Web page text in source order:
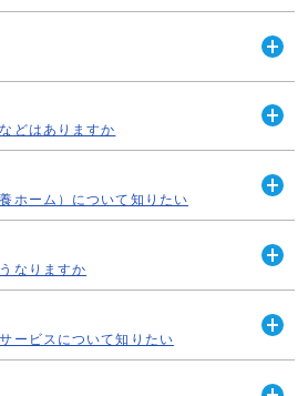
傷病等により虚弱で要...
く
った高齢者の方向けに、以下のサー
。 《おむつサービス》 在宅で常時
寝たきりの方などに紙おむつを支給
幌市に住所を有...
医師の指示のもとに、訪問看護ス
看護師等が訪問し、看護サービスを
観察 ※清拭 ※床ずれの処置 ※カ
ビリテーション ※...
どはありますか
行事》 老人の日（9月15日をいいま
ります。）を中心に、高齢者を敬愛
、広く市民が高齢者の福祉について
ただくため、札幌市や...
ホーム）について知りたい
して、【保養センター駒岡】があり
対し低廉で健全な保健休養の場を
ンター駒岡】札幌市南区真駒内
8553...
なりますか
る場合、原則としてサービス利用料
己負担していただき、残り9割～7
付になります。 しかし、災害など
期間保険料を滞納し...
ービスについて知りたい
設サービス」は3種類あります。 介